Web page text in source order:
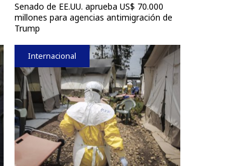
Senado de EE.UU. aprueba US$ 70.000
millones para agencias antimigración de
Trump
Internacional